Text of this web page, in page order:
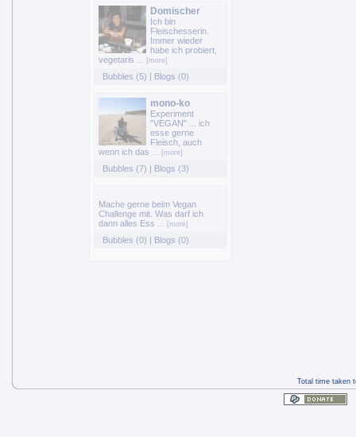
Domischer
Ich bin
Fleischesserin.
Immer wieder
habe ich probiert,
vegetaris
... [more]
Bubbles (5) | Blogs (0)
mono-ko
Experiment
"VEGAN" ... ich
esse gerne
Fleisch, auch
wenn ich das
... [more]
Bubbles (7) | Blogs (3)
Mache gerne beim Vegan
Challenge mit. Was darf ich
dann alles Ess
... [more]
Bubbles (0) | Blogs (0)
Total time taken